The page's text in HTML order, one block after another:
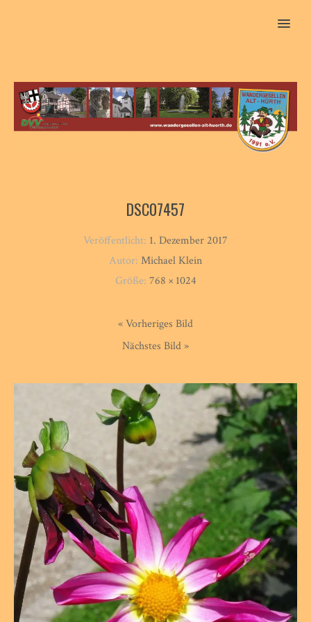
MENU
DSC07457
Veröffentlicht: 1. Dezember 2017
Autor: Michael Klein
Größe: 768 × 1024
« Vorheriges Bild
Nächstes Bild »